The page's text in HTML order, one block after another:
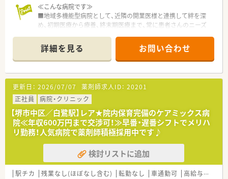
≪こんな病院です≫
■地域多機能型病院として、近隣の開業医様と連携して絆を深
め、初期医療から療養、終末期医療まで、常に患者さんのニーズ
■地域包括ケア病棟をもち、地域の中核を担う病院です。
■外部研修、内部研修、院内研修会を積極的に行うなど薬剤師資
格のバックアップ体制は万全です。
■指定の資格取得者には手当を支給するなど、頑張りを評価して
くれる風土があります。
≪こんな業務です≫
■入院患者様の調剤、監査、服薬指導 ※外来は院外処方
■注射混注（抗がん剤 ＴＰＮ）
■病棟業務（病棟専任者を配置しています）
■医薬品管理、医薬品情報管理
■各種委員会業務
※夜勤、当直業務はありません
詳細を見る お問い合わせ
更新日： 2026/07/07 薬剤師求人ID： 20201
正社員
病院・クリニック
【堺市中区／白鷺駅】レア★院内保育完備のケアミックス病
院≪年収600万円まで交渉可！≫早番・遅番シフトでメリハ
リ勤務！人気病院で薬剤師積極採用中です♪
検討リストに追加
駅チカ 残業なし(ほぼなし含む) 転勤なし 車通勤可 高給与(600万円以上)